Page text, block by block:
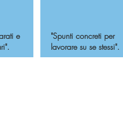
e
​"Spunti concreti per
lavorare su se stessi".